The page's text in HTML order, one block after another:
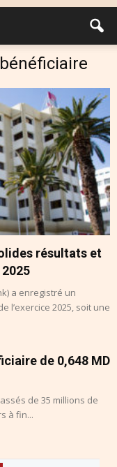
résultats et
a enregistré un
l’exercice 2025, soit une
de 0,648 MD
de 35 millions de
à fin...